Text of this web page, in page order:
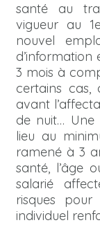
santé au
vigueur au
nouvel
3 mois à
certains cas,
avant
de nuit… Une
lieu au
ramené à 3
santé, l’âge
salarié
risques pour
individuel